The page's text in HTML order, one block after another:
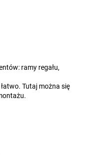
ramy regału,
Tutaj można się